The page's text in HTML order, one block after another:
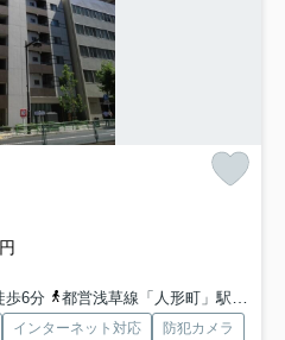
歩6分
都営浅草線「人形町」駅 徒歩7分
インターネット対応 防犯カメラ